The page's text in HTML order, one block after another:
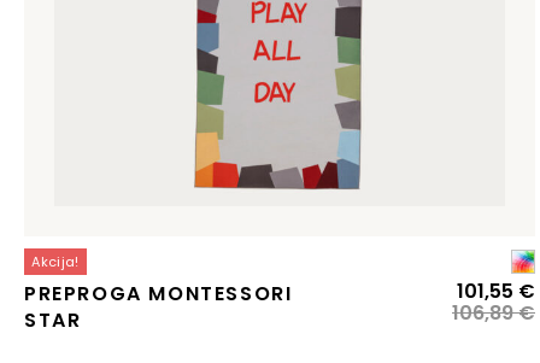
Akcija!
PREPROGA MONTESSORI
STAR
106,89€
101,55 €